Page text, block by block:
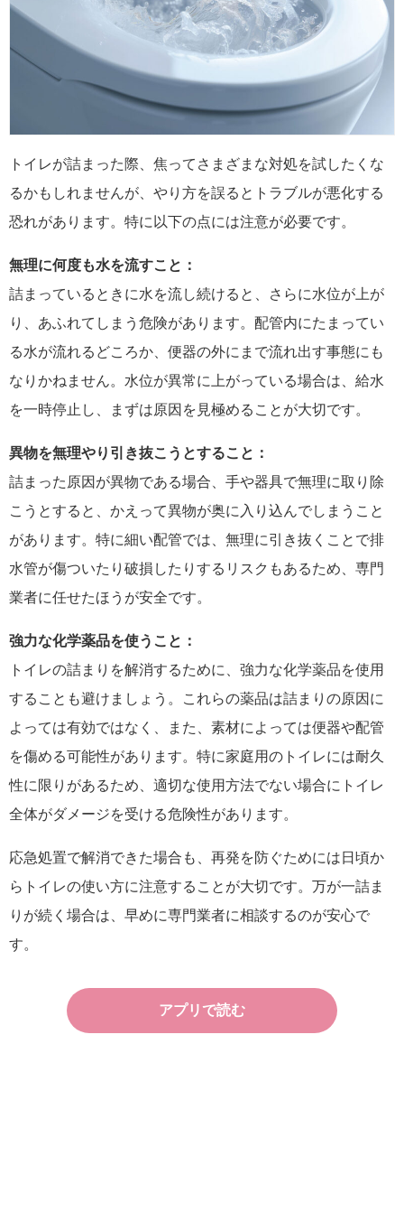
トイレが詰まった際、焦ってさまざまな対処を試したくな
るかもしれませんが、やり方を誤るとトラブルが悪化する
恐れがあります。特に以下の点には注意が必要です。
無理に何度も水を流すこと：
詰まっているときに水を流し続けると、さらに水位が上が
り、あふれてしまう危険があります。配管内にたまってい
る水が流れるどころか、便器の外にまで流れ出す事態にも
なりかねません。水位が異常に上がっている場合は、給水
を一時停止し、まずは原因を見極めることが大切です。
異物を無理やり引き抜こうとすること：
詰まった原因が異物である場合、手や器具で無理に取り除
こうとすると、かえって異物が奥に入り込んでしまうこと
があります。特に細い配管では、無理に引き抜くことで排
水管が傷ついたり破損したりするリスクもあるため、専門
業者に任せたほうが安全です。
強力な化学薬品を使うこと：
トイレの詰まりを解消するために、強力な化学薬品を使用
することも避けましょう。これらの薬品は詰まりの原因に
よっては有効ではなく、また、素材によっては便器や配管
を傷める可能性があります。特に家庭用のトイレには耐久
性に限りがあるため、適切な使用方法でない場合にトイレ
全体がダメージを受ける危険性があります。
応急処置で解消できた場合も、再発を防ぐためには日頃か
らトイレの使い方に注意することが大切です。万が一詰ま
りが続く場合は、早めに専門業者に相談するのが安心で
す。
アプリで読む